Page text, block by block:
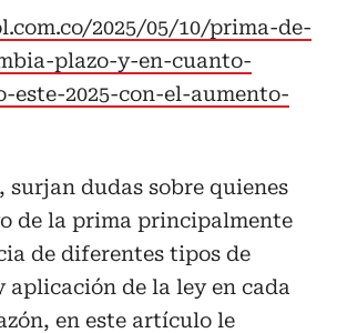
2025/05/10/prima-de-
plazo-y-en-cuanto-
este-2025-con-el-aumento-
surjan dudas sobre quienes
de la prima principalmente
de diferentes tipos de
aplicación de la ley en cada
en este artículo le